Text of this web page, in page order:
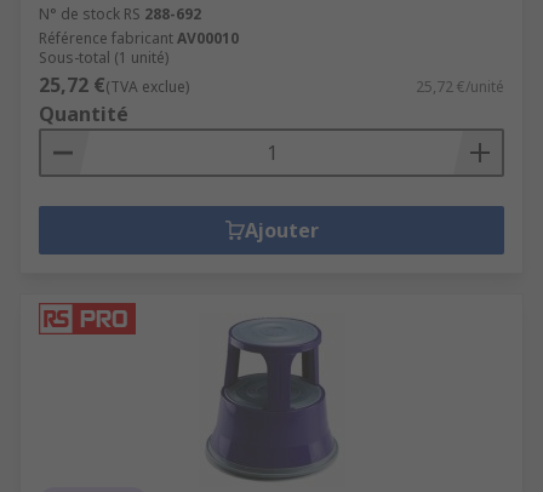
N° de stock RS 288-692
Référence fabricantAV00010
Sous-total (1 unité)
25,72 €(TVA exclue) 25,72 €/unité
Quantité
Ajouter